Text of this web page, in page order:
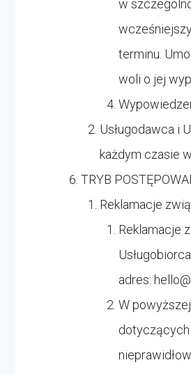
w
terminu.
woli o jej
Usługodawca i
każdym czasie
TRYB
Reklamacje
Reklamacje
adres:
W
dotyczących